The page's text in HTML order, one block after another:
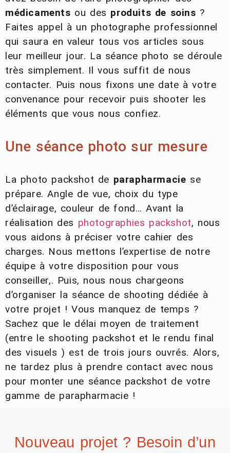
médicaments ou des produits de soins ?
Faites appel à un photographe professionnel
qui saura en valeur tous vos articles sous
leur meilleur jour. La séance photo se déroule
très simplement. Il vous suffit de nous
contacter. Puis nous fixons une date à votre
convenance pour recevoir puis shooter les
éléments que vous nous confiez.
Une séance photo sur mesure
La photo packshot de parapharmacie se
prépare. Angle de vue, choix du type
d’éclairage, couleur de fond… Avant la
réalisation des photographies packshot, nous
vous aidons à préciser votre cahier des
charges. Nous mettons l’expertise de notre
équipe à votre disposition pour vous
conseiller,. Puis, nous nous chargeons
d’organiser la séance de shooting dédiée à
votre projet ! Vous manquez de temps ?
Sachez que le délai moyen de traitement
(entre le shooting packshot et le rendu final
des visuels ) est de trois jours ouvrés. Alors,
ne tardez plus à prendre contact avec nous
pour monter une séance packshot de votre
gamme de parapharmacie !
Nouveau projet ? Besoin d’un